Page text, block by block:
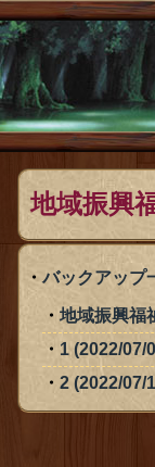
地域振興
バックアップ
地域振興福
1 (2022/07/
2 (2022/07/
メインメニュー